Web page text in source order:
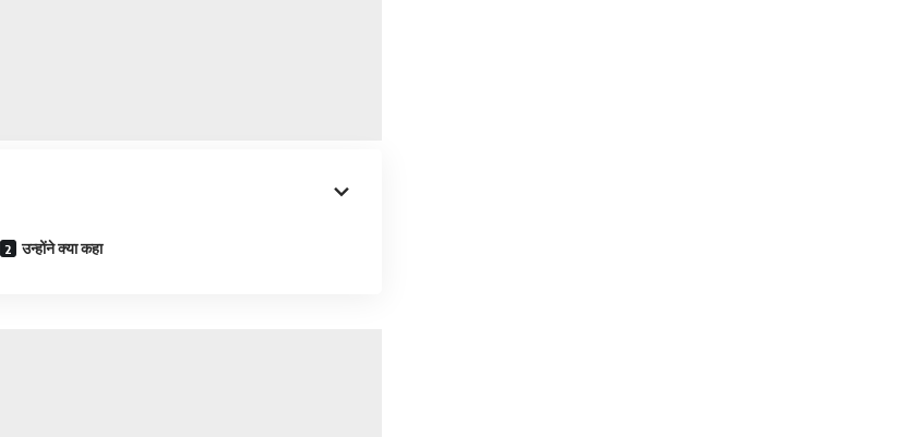
उन्होंने क्या कहा